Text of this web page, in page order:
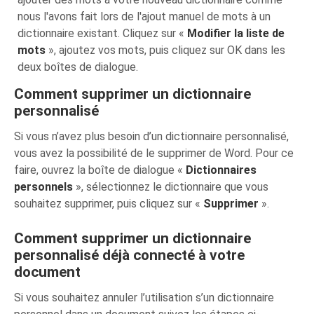
nous l'avons fait lors de l'ajout manuel de mots à un
dictionnaire existant. Cliquez sur « Modifier la liste de
mots », ajoutez vos mots, puis cliquez sur OK dans les
deux boîtes de dialogue.
Comment supprimer un dictionnaire
personnalisé
Si vous n’avez plus besoin d’un dictionnaire personnalisé,
vous avez la possibilité de le supprimer de Word. Pour ce
faire, ouvrez la boîte de dialogue « Dictionnaires
personnels », sélectionnez le dictionnaire que vous
souhaitez supprimer, puis cliquez sur « Supprimer ».
Comment supprimer un dictionnaire
personnalisé déjà connecté à votre
document
Si vous souhaitez annuler l’utilisation s’un dictionnaire